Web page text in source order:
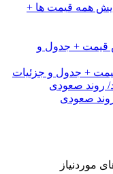
جمعه 9مرداد/ افزایش همه قیمت ها +
موردنیاز